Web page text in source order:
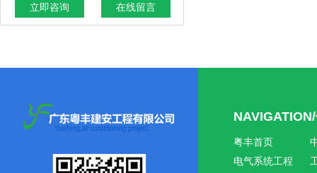
立即咨询 在线留言
粤丰首页
电气系统工程